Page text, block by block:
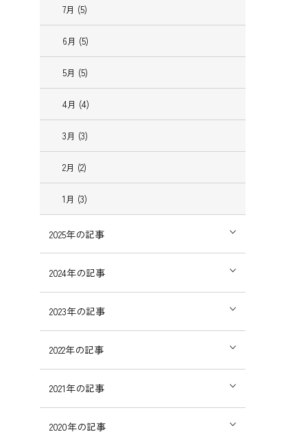
7月 (5)
6月 (5)
5月 (5)
4月 (4)
3月 (3)
2月 (2)
1月 (3)
2025年の記事
2024年の記事
2023年の記事
2022年の記事
2021年の記事
2020年の記事